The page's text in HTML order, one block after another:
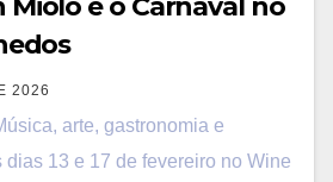
2026
arte, gastronomia e
13 e 17 de fevereiro no Wine